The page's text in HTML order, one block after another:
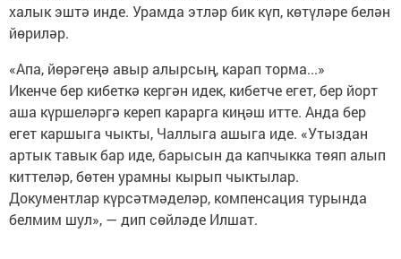
халык эштә инде. Урамда этләр бик күп, көтүләре белән
йөриләр.
«Апа, йөрәгеңә авыр алырсың, карап торма...»
Икенче бер кибеткә кергән идек, кибетче егет, бер йорт
аша күршеләргә кереп карарга киңәш итте. Анда бер
егет каршыга чыкты, Чаллыга ашыга иде. «Утыздан
артык тавык бар иде, барысын да капчыкка төяп алып
киттеләр, бөтен урамны кырып чыктылар.
Документлар күрсәтмәделәр, компенсация турында
белмим шул», — дип сөйләде Илшат.